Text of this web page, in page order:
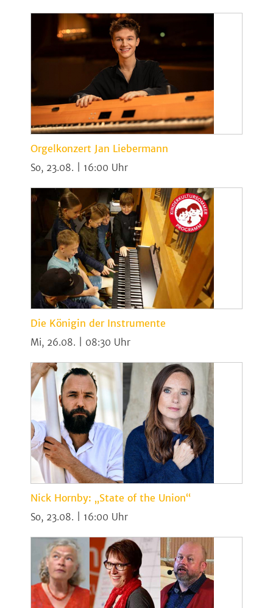
Orgelkonzert Jan Liebermann
So, 23.08. | 16:00
Die Königin der Instrumente
Mi, 26.08. | 08:30
Nick Hornby: „State of the Union“
So, 23.08. | 16:00